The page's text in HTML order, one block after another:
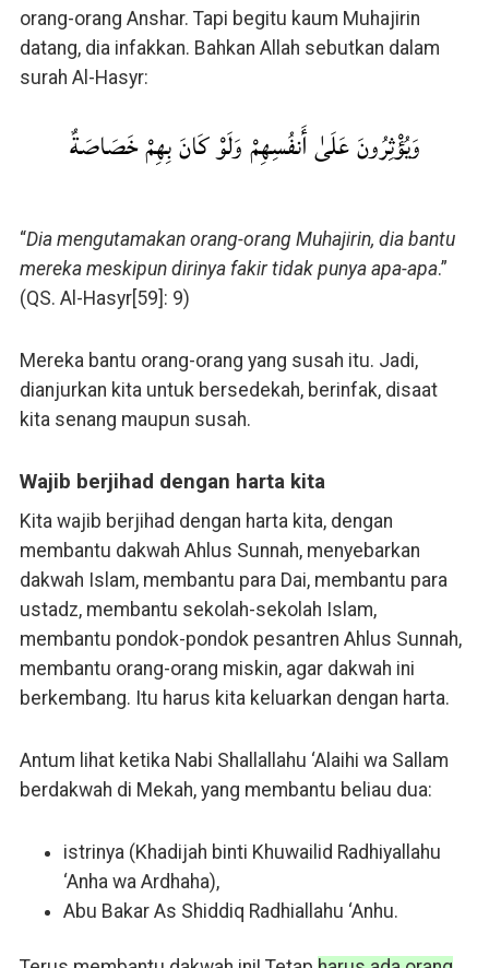
orang-orang Anshar. Tapi begitu kaum Muhajirin
datang, dia infakkan. Bahkan Allah sebutkan dalam
surah Al-Hasyr:
وَيُؤْثِرُونَ عَلَىٰ أَنفُسِهِمْ وَلَوْ كَانَ بِهِمْ خَصَاصَةٌ
“Dia mengutamakan orang-orang Muhajirin, dia bantu
mereka meskipun dirinya fakir tidak punya apa-apa.”
(QS. Al-Hasyr[59]: 9)
Mereka bantu orang-orang yang susah itu. Jadi,
dianjurkan kita untuk bersedekah, berinfak, disaat
kita senang maupun susah.
Wajib berjihad dengan harta kita
Kita wajib berjihad dengan harta kita, dengan
membantu dakwah Ahlus Sunnah, menyebarkan
dakwah Islam, membantu para Dai, membantu para
ustadz, membantu sekolah-sekolah Islam,
membantu pondok-pondok pesantren Ahlus Sunnah,
membantu orang-orang miskin, agar dakwah ini
berkembang. Itu harus kita keluarkan dengan harta.
Antum lihat ketika Nabi Shallallahu ‘Alaihi wa Sallam
berdakwah di Mekah, yang membantu beliau dua:
istrinya (Khadijah binti Khuwailid Radhiyallahu
‘Anha wa Ardhaha),
Abu Bakar As Shiddiq Radhiallahu ‘Anhu.